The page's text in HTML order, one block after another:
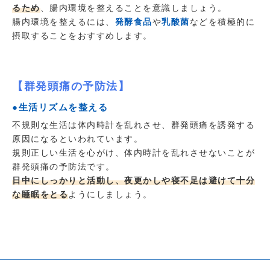
るため、腸内環境を整えることを意識しましょう。
腸内環境を整えるには、 発酵食品や乳酸菌などを積極的に
摂取することをおすすめします。
【群発頭痛の予防法】
●生活リズムを整える
不規則な生活は体内時計を乱れさせ、群発頭痛を誘発する
原因になるといわれています。
規則正しい生活を心がけ、体内時計を乱れさせないことが
群発頭痛の予防法です。
日中にしっかりと活動し、夜更かしや寝不足は避けて十分
な睡眠をとるようにしましょう。